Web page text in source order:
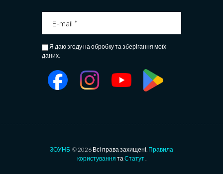
Я даю згоду на обробку та зберігання моїх
даних.
ЗОУНБ © 2026 Всі права захищені. Правила
користування та Статут.